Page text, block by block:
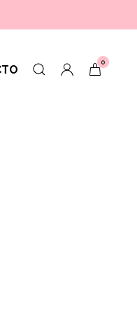
0